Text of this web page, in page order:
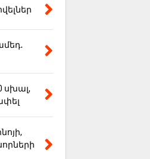
սխալ,